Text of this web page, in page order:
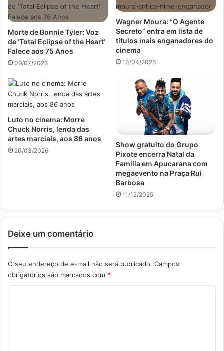
Morte de Bonnie Tyler: Voz
de ‘Total Eclipse of the Heart’
Falece aos 75 Anos
09/07/2026
Wagner Moura: “O Agente
Secreto” entra em lista de
títulos mais enganadores do
cinema
13/04/2026
Luto no cinema: Morre
Chuck Norris, lenda das
artes marciais, aos 86 anos
20/03/2026
Show gratuito do Grupo
Pixote encerra Natal da
Família em Apucarana com
megaevento na Praça Rui
Barbosa
11/12/2025
Deixe um comentário
O seu endereço de e-mail não será publicado. Campos
obrigatórios são marcados com *